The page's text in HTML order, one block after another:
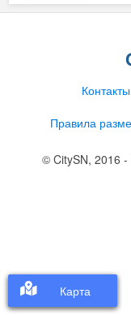
Карта
Карта
Контакты
Правила
© CitySN, 2016 -